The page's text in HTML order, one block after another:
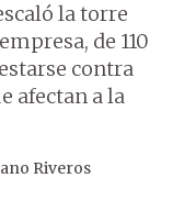
la torre
de 110
contra
afectan a la
Riveros